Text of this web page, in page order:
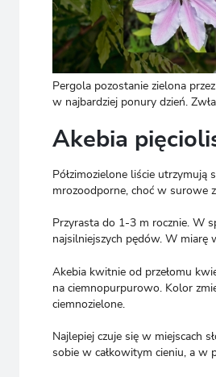
Pergola pozostanie zielona
w najbardziej ponury dzień.
Akebia
Półzimozielone liście utrzymują
mrozoodporne, choć w surowe
Przyrasta do 1-3 m rocznie. W
najsilniejszych pędów. W miarę
Akebia kwitnie od przełomu
na ciemnopurpurowo. Kolor
ciemnozielone.
Najlepiej czuje się w miejscach
sobie w całkowitym cieniu, a w